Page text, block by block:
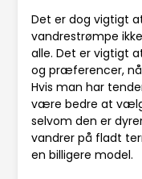
Det er dog vigtigt
vandrestrømpe
alle. Det er vigtigt
og præferencer,
Hvis man har
være bedre at
selvom den er
vandrer på fladt
en billigere model.